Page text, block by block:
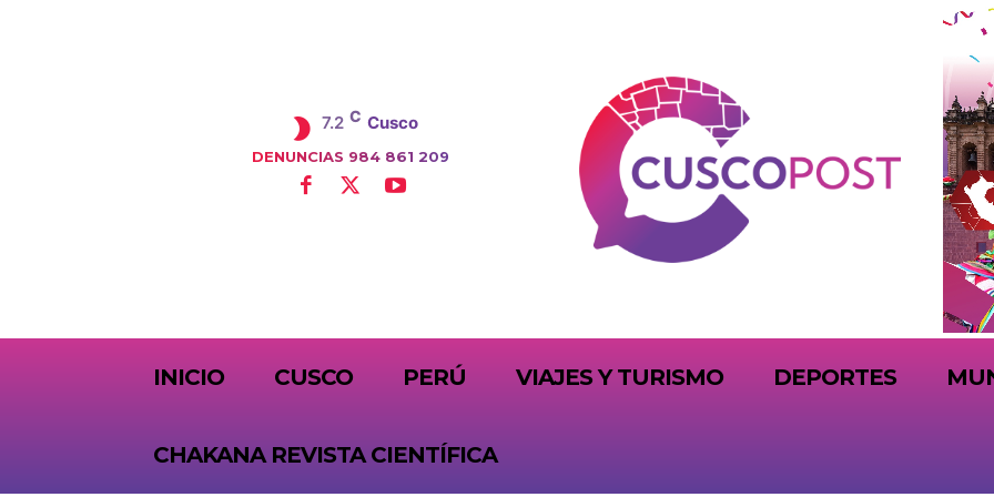
7.2 C Cusco
DENUNCIAS 984 861 209
INICIO CUSCO PERÚ VIAJES Y TURISMO DEPORTES
CHAKANA REVISTA CIENTÍFICA